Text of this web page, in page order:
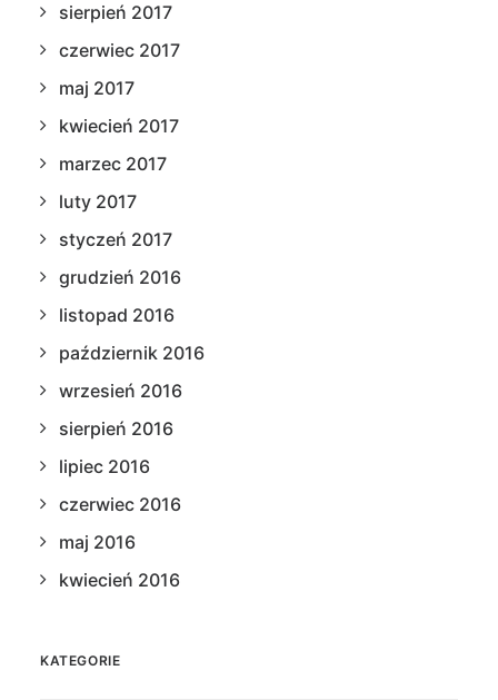
sierpień 2017
czerwiec 2017
maj 2017
kwiecień 2017
marzec 2017
luty 2017
styczeń 2017
grudzień 2016
listopad 2016
październik 2016
wrzesień 2016
sierpień 2016
lipiec 2016
czerwiec 2016
maj 2016
kwiecień 2016
KATEGORIE